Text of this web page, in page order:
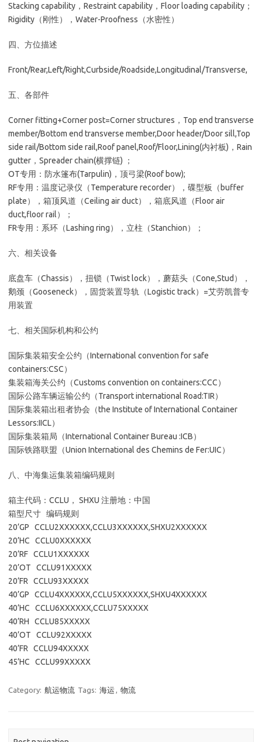
Stacking capability，Restraint capability，Floor loading capability；
Rigidity（刚性），Water-Proofness（水密性）
四、方位描述
Front/Rear,Left/Right,Curbside/Roadside,Longitudinal/Transverse,
五、各部件
Corner fitting+Corner post=Corner structures，Top end transverse
member/Bottom end transverse member,Door header/Door sill,Top
side rail/Bottom side rail,Roof panel,Roof/Floor,Lining(内衬板)，Rain
gutter，Spreader chain(横撑链) ；
OT专用：防水篷布(Tarpulin)，顶弓梁(Roof bow);
RF专用：温度记录仪（Temperature recorder），碟型板（buffer
plate），箱顶风道（Ceiling air duct），箱底风道（Floor air
duct,floor rail）；
FR专用：系环（Lashing ring），立柱（Stanchion）；
六、相关设备
底盘车（Chassis），扭锁（Twist lock），蘑菇头（Cone,Stud），
鹅颈（Gooseneck），固货装置导轨（Logistic track）=艾劳凯普专
用装置
七、相关国际机构和公约
国际集装箱安全公约（International convention for safe
containers:CSC）
集装箱海关公约（Customs convention on containers:CCC）
国际公路车辆运输公约（Transport international Road:TIR）
国际集装箱出租者协会（the Institute of International Container
Lessors:IICL）
国际集装箱局（International Container Bureau :ICB）
国际铁路联盟（Union International des Chemins de Fer:UIC）
八、中海集运集装箱编码规则
箱主代码：CCLU， SHXU 注册地：中国
箱型尺寸 编码规则
20’GP CCLU2XXXXXX,CCLU3XXXXXX,SHXU2XXXXXX
20’HC CCLU0XXXXXX
20’RF CCLU1XXXXXX
20’OT CCLU91XXXXX
20’FR CCLU93XXXXX
40’GP CCLU4XXXXXX,CCLU5XXXXXX,SHXU4XXXXXX
40’HC CCLU6XXXXXX,CCLU75XXXXX
40’RH CCLU85XXXXX
40’OT CCLU92XXXXX
40’FR CCLU94XXXXX
45’HC CCLU99XXXXX
Category: 航运物流 Tags: 海运, 物流